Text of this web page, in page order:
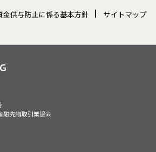
供与防止に係る基本方針
サイトマップ
融先物取引業協会